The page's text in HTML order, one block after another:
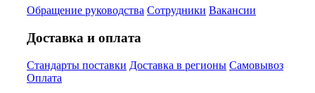
Обращение руководства Сотрудники Вакансии
Доставка и оплата
Стандарты поставки Доставка в регионы Самовывоз
Оплата